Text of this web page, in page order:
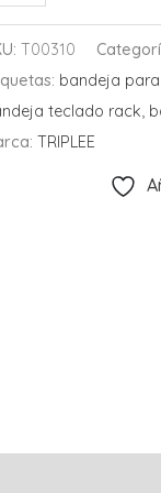
T00310
bandeja
teclado rack
TRIPLEE